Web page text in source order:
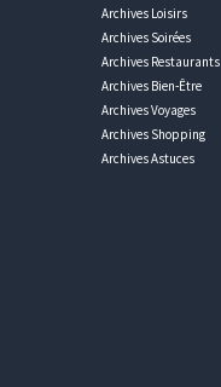
Archives Loisirs
Archives Soirées
Archives Restaurants
Archives Bien-Être
Archives Voyages
Archives Shopping
Archives Astuces